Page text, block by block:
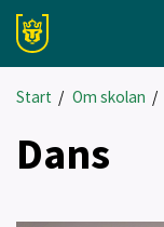
Start / Om skolan /
Dans